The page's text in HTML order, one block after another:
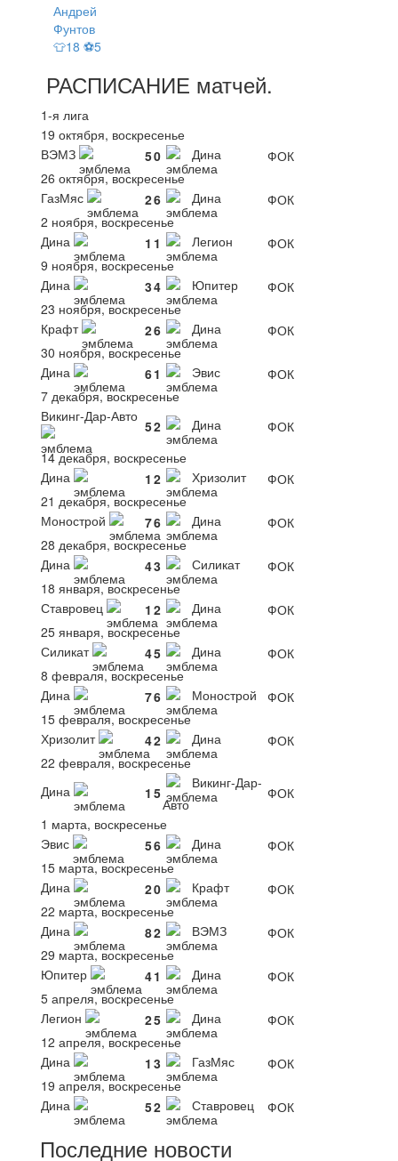
Андрей
Фунтов
👕18 ⚽5
РАСПИСАНИЕ матчей.
1-я лига
19 октября, воскресенье
ВЭМЗ
50 Дина
ФОК
26 октября, воскресенье
ГазМяс
26 Дина
ФОК
2 ноября, воскресенье
Дина
1 1 Легион
ФОК
9 ноября, воскресенье
Дина
34 Юпитер
ФОК
23 ноября, воскресенье
Крафт
26 Дина
ФОК
30 ноября, воскресенье
Дина
61 Эвис
ФОК
7 декабря, воскресенье
Викинг-Дар-Авто
52 Дина
ФОК
14 декабря, воскресенье
Дина
1 2 Хризолит
ФОК
21 декабря, воскресенье
Монострой
76 Дина
ФОК
28 декабря, воскресенье
Дина
43 Силикат
ФОК
18 января, воскресенье
Ставровец
1 2 Дина
ФОК
25 января, воскресенье
Силикат
45 Дина
ФОК
8 февраля, воскресенье
Дина
76 Монострой
ФОК
15 февраля, воскресенье
Хризолит
42 Дина
ФОК
22 февраля, воскресенье
Дина
1 5
Викинг-Дар-
Авто
ФОК
1 марта, воскресенье
Эвис
56 Дина
ФОК
15 марта, воскресенье
Дина
20 Крафт
ФОК
22 марта, воскресенье
Дина
82 ВЭМЗ
ФОК
29 марта, воскресенье
Юпитер
41 Дина
ФОК
5 апреля, воскресенье
Легион
25 Дина
ФОК
12 апреля, воскресенье
Дина
1 3 ГазМяс
ФОК
19 апреля, воскресенье
Дина
52 Ставровец ФОК
Последние новости